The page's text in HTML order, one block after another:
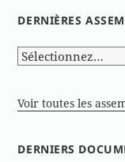
DERNIÈRES
Voir toutes les
DERNIERS